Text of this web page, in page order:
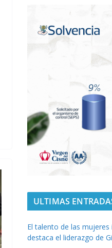
ULTIMAS
El talento de las
destaca el liderazgo de